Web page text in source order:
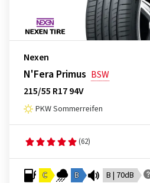
Nexen
N'Fera Primus BSW
215/55 R17 94V
PKW Sommerreifen
(62)
C B B | 70dB